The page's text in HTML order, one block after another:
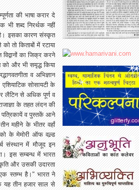
की भाषा करार दे
भी शब्द निरर्थक नहीं
इसका कारण संस्कृत
को तो किताबों में रटाया
विद्वानों का जिक्र करने
को और भी समृद्ध किया
व अभिज्ञान
एशियाटिक सोसायटी के
लैटिन से अधिक पूर्ण व
के तहत लंदन की
पत्रिकायें व पुस्तकें आने
तीन महीने के भीतर वहाँ
के मेमोरी ऑफ वल्र्ड
संस्थान में मौजूद इन
इस सम्बन्ध में भारत
और उसकी उदारता
स्तम्भ है।"भारत ने
यह तीन हजार साल से